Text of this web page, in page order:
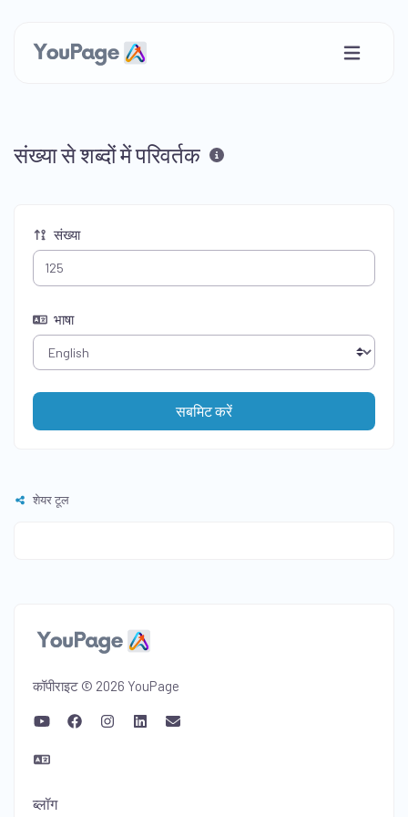
संख्या से शब्दों में परिवर्तक
संख्या
भाषा
सबमिट करें
शेयर टूल
कॉपीराइट © 2026 YouPage
ब्लॉग